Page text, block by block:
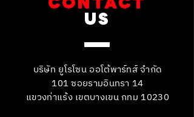
US
บริษัท ยูโรโซน ออโต้พาร์ทส์ จำกัด
101 ซอยรามอินทรา 14
แขวงท่าแร้ง เขตบางเขน กทม 10230